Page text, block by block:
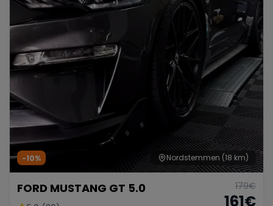
McLaren Ford Jaguar
Dodge
Rolls Royce Aston Martin
Bugatti Lotus Maserati
Nordstemmen (18 km)
-10%
FORD MUSTANG GT 5.0 179€
161€